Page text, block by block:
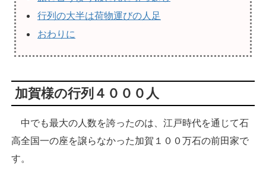
行列の大半は荷物運びの人足
おわりに
加賀様の行列４０００人
中でも最大の人数を誇ったのは、江戸時代を通じて石
高全国一の座を譲らなかった加賀１００万石の前田家で
す。